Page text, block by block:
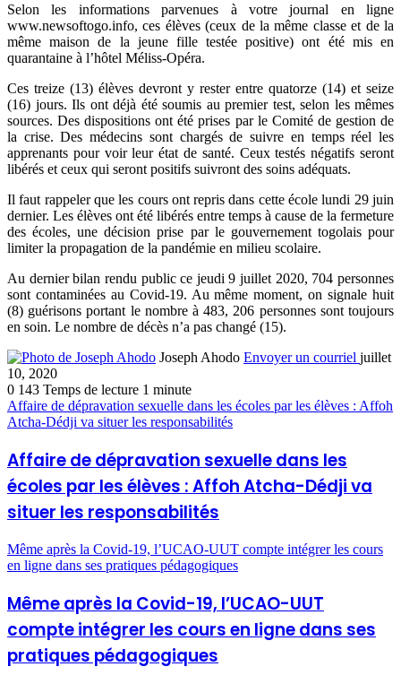
Selon les informations parvenues à votre journal en ligne
www.newsoftogo.info, ces élèves (ceux de la même classe et de la
même maison de la jeune fille testée positive) ont été mis en
quarantaine à l’hôtel Méliss-Opéra.
Ces treize (13) élèves devront y rester entre quatorze (14) et seize
(16) jours. Ils ont déjà été soumis au premier test, selon les mêmes
sources. Des dispositions ont été prises par le Comité de gestion de
la crise. Des médecins sont chargés de suivre en temps réel les
apprenants pour voir leur état de santé. Ceux testés négatifs seront
libérés et ceux qui seront positifs suivront des soins adéquats.
Il faut rappeler que les cours ont repris dans cette école lundi 29 juin
dernier. Les élèves ont été libérés entre temps à cause de la fermeture
des écoles, une décision prise par le gouvernement togolais pour
limiter la propagation de la pandémie en milieu scolaire.
Au dernier bilan rendu public ce jeudi 9 juillet 2020, 704 personnes
sont contaminées au Covid-19. Au même moment, on signale huit
(8) guérisons portant le nombre à 483, 206 personnes sont toujours
en soin. Le nombre de décès n’a pas changé (15).
Joseph Ahodo Envoyer un courriel juillet
10, 2020
0 143 Temps de lecture 1 minute
Affaire de dépravation sexuelle dans les écoles par les élèves : Affoh
Atcha-Dédji va situer les responsabilités
Affaire de dépravation sexuelle dans les
écoles par les élèves : Affoh Atcha-Dédji va
situer les responsabilités
Même après la Covid-19, l’UCAO-UUT compte intégrer les cours
en ligne dans ses pratiques pédagogiques
Même après la Covid-19, l’UCAO-UUT
compte intégrer les cours en ligne dans ses
pratiques pédagogiques